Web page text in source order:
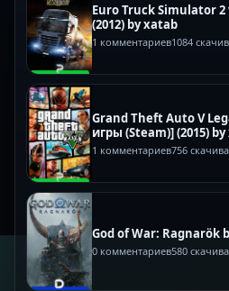
Euro Truck Simulator 2
(2012) by xatab
1 комментариев1084
Grand Theft Auto V
игры (Steam)] (2015)
1 комментариев756
God of War: Ragnarök
0 комментариев580